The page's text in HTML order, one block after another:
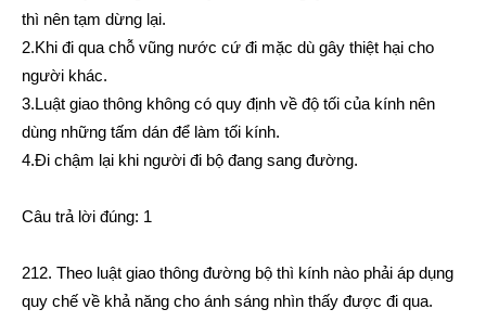
thì nên tạm dừng lại.
2.Khi đi qua chỗ vũng nước cứ đi mặc dù gây thiệt hại cho
người khác.
3.Luật giao thông không có quy định về độ tối của kính nên
dùng những tấm dán để làm tối kính.
4.Đi chậm lại khi người đi bộ đang sang đường.
Câu trả lời đúng: 1
212. Theo luật giao thông đường bộ thì kính nào phải áp dụng
quy chế về khả năng cho ánh sáng nhìn thấy được đi qua.